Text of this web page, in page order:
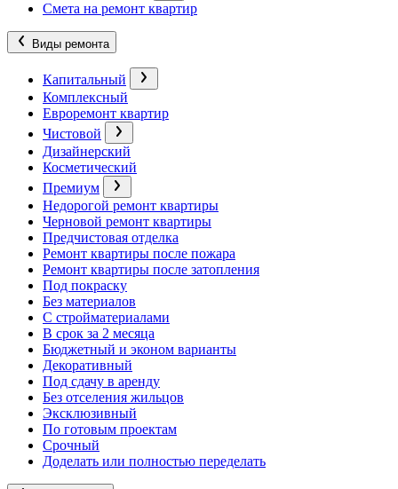
Смета на ремонт квартир
Виды ремонта
Капитальный
Комплексный
Евроремонт квартир
Чистовой
Дизайнерский
Косметический
Премиум
Недорогой ремонт квартиры
Черновой ремонт квартиры
Предчистовая отделка
Ремонт квартиры после пожара
Ремонт квартиры после затопления
Под покраску
Без материалов
С стройматериалами
В срок за 2 месяца
Бюджетный и эконом варианты
Декоративный
Под сдачу в аренду
Без отселения жильцов
Эксклюзивный
По готовым проектам
Срочный
Доделать или полностью переделать